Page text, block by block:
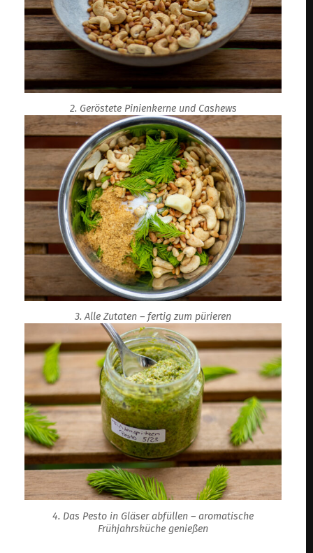
2. Geröstete Pinienkerne und Cashews
3. Alle Zutaten – fertig zum pürieren
4. Das Pesto in Gläser abfüllen – aromatische
Frühjahrsküche genießen